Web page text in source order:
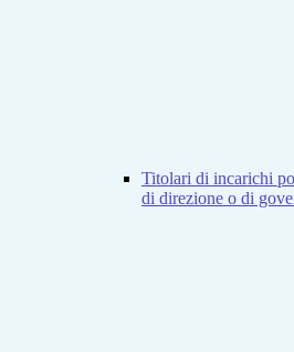
Titolari di incarichi
di direzione o di